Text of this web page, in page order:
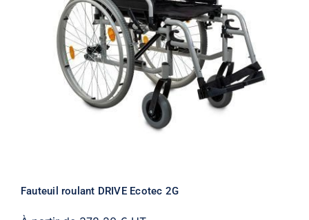
Fauteuil roulant DRIVE Ecotec 2G